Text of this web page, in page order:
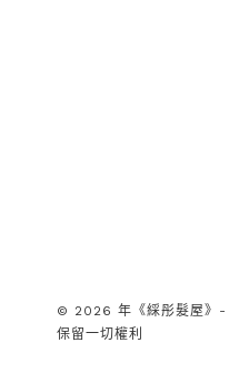
© 2026 年《綵彤髮屋》-
保留一切權利